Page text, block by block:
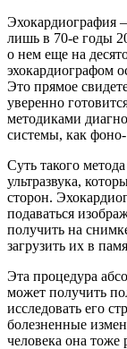
Эхокардиография
лишь в 70-е годы
о нем еще на
эхокардиографом
Это прямое
уверенно
методиками
системы, как
Суть такого
ультразвука,
сторон.
подаваться
получить на
загрузить их в
Эта процедура
может получить
исследовать его
болезненные
человека она тоже